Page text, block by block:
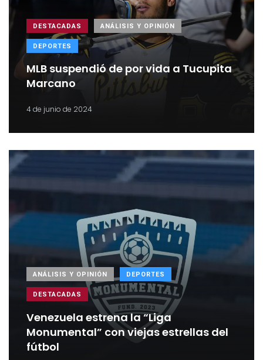
DESTACADAS ANÁLISIS Y OPINIÓN
DEPORTES
MLB suspendió de por vida a Tucupita
Marcano
4 de junio de 2024
ANÁLISIS Y OPINIÓN DEPORTES
DESTACADAS
Venezuela estrena la “Liga
Monumental” con viejas estrellas del
fútbol